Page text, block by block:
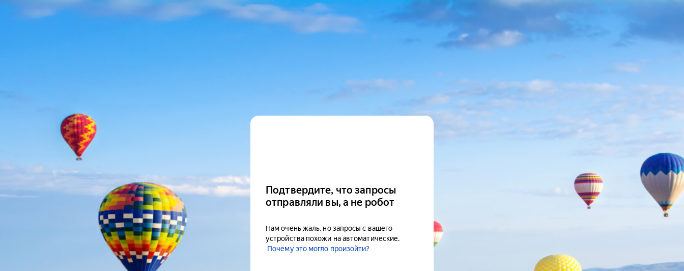
Подтвердите, что запросы
отправляли вы, а не робот
Нам очень жаль, но запросы с вашего
устройства похожи на автоматические.
Почему это могло произойти?